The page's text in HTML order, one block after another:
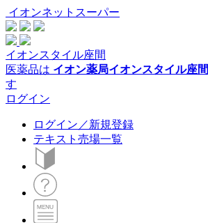
イオンネットスーパー
イオンスタイル座間
医薬品は イオン薬局イオンスタイル座間
す
ログイン
ログイン／新規登録
テキスト売場一覧